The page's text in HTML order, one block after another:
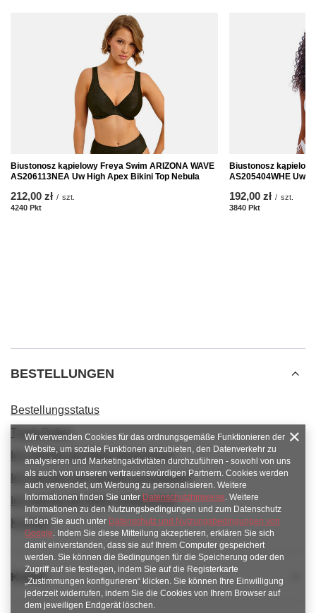
Biustonosz kąpielowy Freya Swim ARIZONA WAVE
AS206113NEA Uw High Apex Bikini Top Nebula
212,00 zł / szt.
4240 Pkt
Biustonosz
AS205404WHE Uw
192,00 zł / szt.
3840 Pkt
BESTELLUNGEN
Bestellungsstatus
Track-Paket
Ich möchte die Ware reklamieren
Ich möchte vom Vertrag zurücktreten
Ich möchte die Ware umtauschen
Kontakt
Konto
Wir verwenden Cookies für das ordnungsgemäße Funktionieren der
Website, um soziale Funktionen anzubieten, den Datenverkehr zu
analysieren und Marketingaktivitäten durchzuführen - sowohl von uns
als auch von unseren vertrauenswürdigen Partnern. Cookies werden
auch verwendet, um Werbung zu personalisieren. Weitere
Informationen finden Sie unter Datenschutzhinweise. Weitere
Informationen zu den Nutzungsbedingungen und zum Datenschutz
finden Sie auch unter Datenschutz und Nutzungsbedingungen von
Google. Indem Sie diese Mitteilung akzeptieren, erklären Sie sich
damit einverstanden, dass sie auf Ihrem Computer gespeichert
werden. Sie können die Bedingungen für die Speicherung oder den
Zugriff auf sie festlegen, indem Sie auf die Registerkarte
„Zustimmungen konfigurieren“ klicken. Sie können Ihre Einwilligung
jederzeit widerrufen, indem Sie die Cookies von Ihrem Browser auf
dem jeweiligen Endgerät löschen.